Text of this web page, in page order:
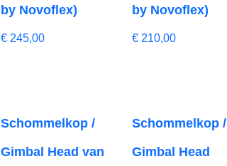
by Novoflex)
€ 245,00
by Novoflex)
€ 210,00
Schommelkop /
Gimbal Head van
Schommelkop /
Gimbal Head